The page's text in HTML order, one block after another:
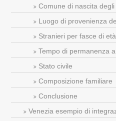
Comune di nascita
Luogo di provenienza
Stranieri per fasce di età
Tempo di permanenza
Stato civile
Composizione familiare
Conclusione
Venezia esempio di